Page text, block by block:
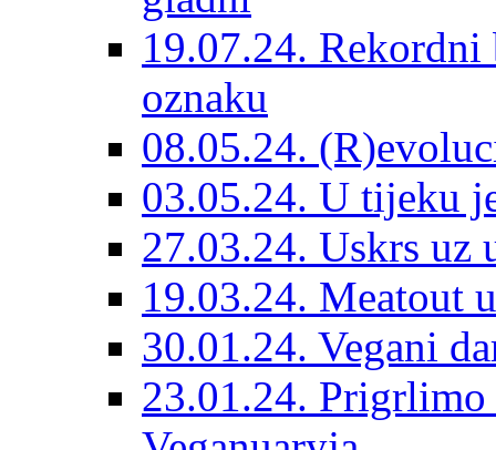
19.07.24.
oznaku
08.05.24.
03.05.24. U tijeku
27.03.24. Uskrs uz
19.03.24. Meatout
30.01.24. Vegani
23.01.24.